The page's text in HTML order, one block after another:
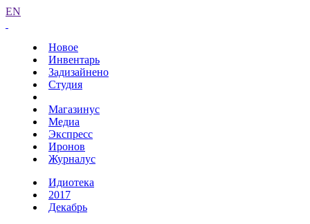
EN
Новое
Инвентарь
Задизайнено
Студия
Магазинус
Медиа
Экспресс
Иронов
Журналус
Идиотека
2017
Декабрь